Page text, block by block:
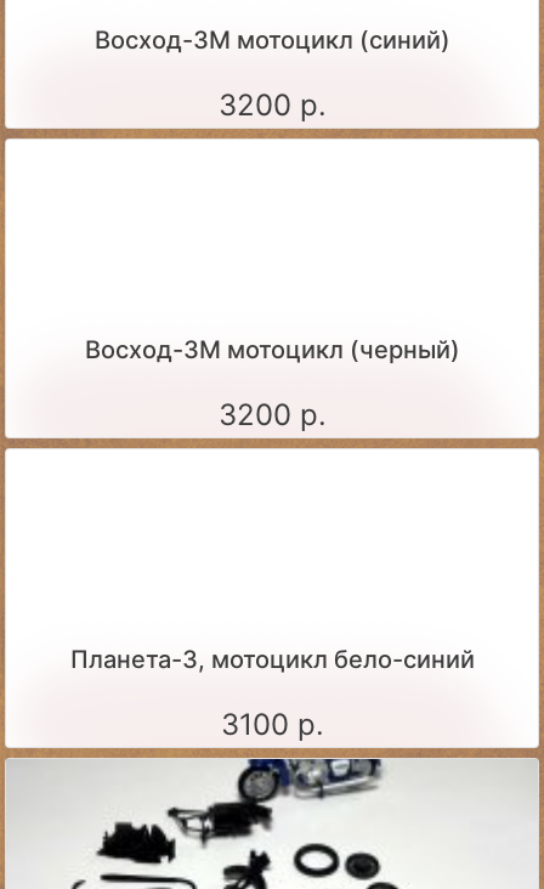
Восход-3М мотоцикл (синий)
3200 р.
Восход-3М мотоцикл (черный)
3200 р.
Планета-3, мотоцикл бело-синий
3100 р.